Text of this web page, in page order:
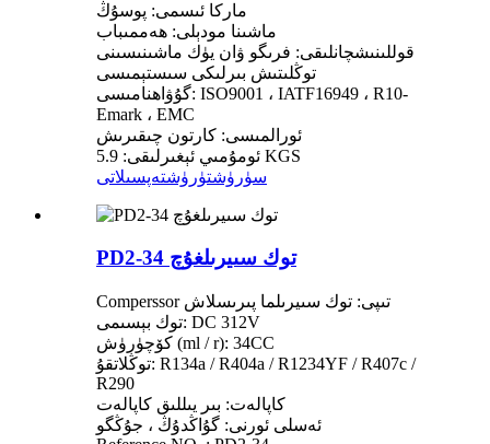
ماركا ئىسمى: پوسۇڭ
ماشىنا مودېلى: ھەممىباب
قوللىنىشچانلىقى: فرىگو ۋان يۈك ماشىنىسىنى
توڭلىتىش بىرلىكى سىستېمىسى
گۇۋاھنامىسى: ISO9001 ، IATF16949 ، R10-
Emark ، EMC
ئورالمىسى: كارتون چىقىرىش
ئومۇمىي ئېغىرلىقى: 5.9 KGS
سۈرۈشتۈرۈشتەپسىلاتى
PD2-34 توك سىيرىلغۇچ
Comperssor تىپى: توك سىيرىلما پىرىسلاش
توك بېسىمى: DC 312V
كۆچۈرۈش (ml / r): 34CC
توڭلاتقۇ: R134a / R404a / R1234YF / R407c /
R290
كاپالەت: بىر يىللىق كاپالەت
ئەسلى ئورنى: گۇاڭدۇڭ ، جۇڭگو